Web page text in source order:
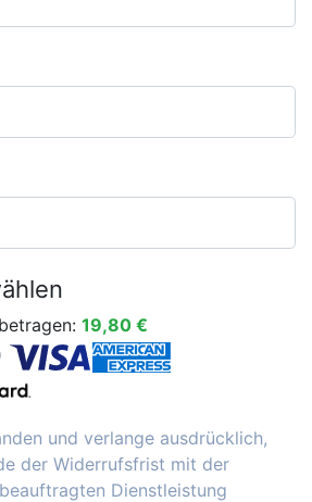
19,80 €
und verlange ausdrücklich,
der Widerrufsfrist mit der
Dienstleistung